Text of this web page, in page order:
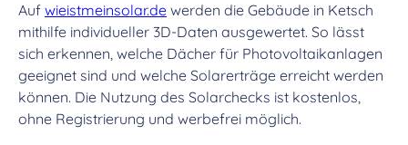
Auf wieistmeinsolar.de werden die Gebäude in Ketsch
mithilfe individueller 3D-Daten ausgewertet. So lässt
sich erkennen, welche Dächer für Photovoltaikanlagen
geeignet sind und welche Solarerträge erreicht werden
können. Die Nutzung des Solarchecks ist kostenlos,
ohne Registrierung und werbefrei möglich.